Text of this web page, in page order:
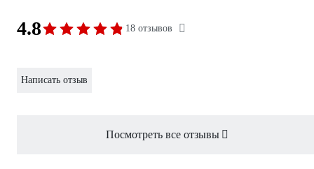
4.8 18 отзывов
Написать отзыв
Посмотреть все отзывы